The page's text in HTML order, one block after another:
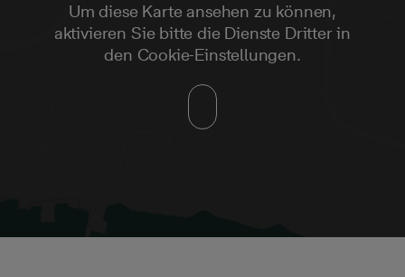
Um diese Karte ansehen zu können,
aktivieren Sie bitte die Dienste Dritter in
den Cookie-Einstellungen.